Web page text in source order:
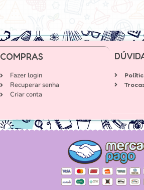
COMPRAS
Fazer login
Recuperar senha
Criar conta